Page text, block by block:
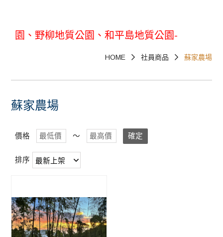
園、野柳地質公園、和平島地質公園-
已上架商品~草嶺地質公園、澎湖海洋地質公
HOME 社員商品 蘇家農場
蘇家農場
價格 ～ 確定
排序